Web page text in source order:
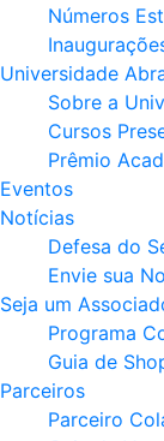
Números
Universidade
Sobre a
Cursos
Prêmio
Eventos
Notícias
Defesa do
Envie sua
Seja um
Programa
Guia de
Parceiros
Parceiro